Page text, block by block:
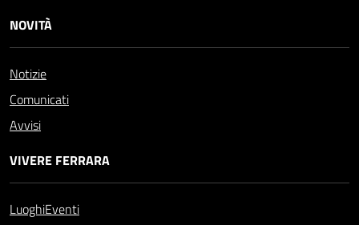
NOVITÀ
Notizie
Comunicati
Avvisi
VIVERE FERRARA
LuoghiEventi